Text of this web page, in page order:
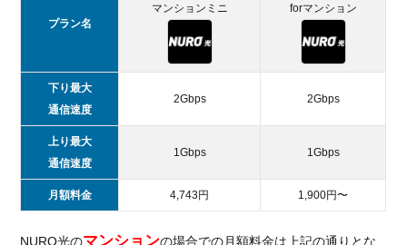
プラン名
マンションミニ
forマンション
下り最大
通信速度
2Gbps 2Gbps
上り最大
通信速度
1Gbps 1Gbps
月額料金 4,743円 1,900円〜
NURO光のマンションの場合での月額料金は上記の通りとな